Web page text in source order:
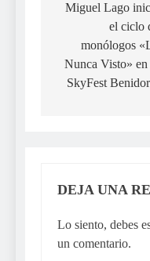
de
entradas
Miguel Lago
el ciclo
monólogos
Nunca Visto» en
SkyFest
DEJA UNA
Lo siento, debes
un comentario.